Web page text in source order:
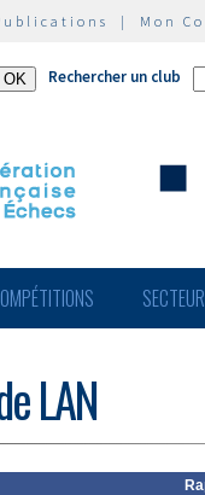
| Mon
Rechercher un club
LAN